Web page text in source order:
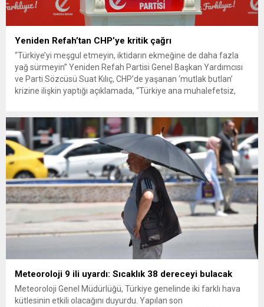
Yeniden Refah’tan CHP’ye kritik çağrı
“Türkiye’yi meşgul etmeyin, iktidarın ekmeğine de daha fazla
yağ sürmeyin” Yeniden Refah Partisi Genel Başkan Yardımcısı
ve Parti Sözcüsü Suat Kılıç, CHP’de yaşanan ‘mutlak butlan’
krizine ilişkin yaptığı açıklamada, “Türkiye ana muhalefetsiz,
olun. Türkiye’yi...
Meteoroloji 9 ili uyardı: Sıcaklık 38 dereceyi bulacak
Meteoroloji Genel Müdürlüğü, Türkiye genelinde iki farklı hava
kütlesinin etkili olacağını duyurdu. Yapılan son